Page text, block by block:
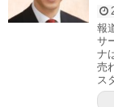
報
サ
ナ
売
ス